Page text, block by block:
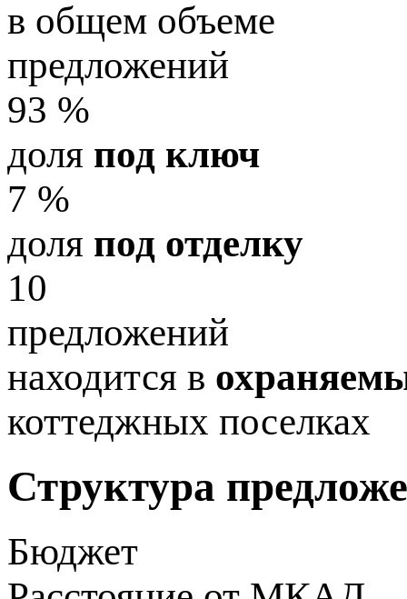
в общем объеме
предложений
93 %
доля под ключ
7 %
доля под отделку
10
предложений
находится в
коттеджных поселках
Структура
Бюджет